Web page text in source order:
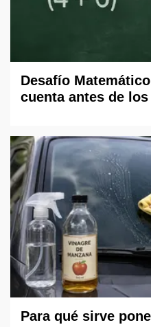
Desafío
cuenta antes de
Para qué sirve